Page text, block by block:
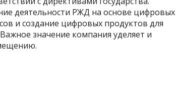
деятельности РЖД на основе цифровых
и создание цифровых продуктов для
значение компания уделяет и